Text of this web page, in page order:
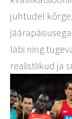
juhtudel
läbi ning
realistlikud ja